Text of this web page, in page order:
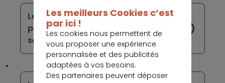
Les fusions des banques américaines
peuvent aggraver la crise dans le
secteur bancaire du pays
Les meilleurs Cookies c’est
par ici !
Les cookies nous permettent de
vous proposer une expérience
personnalisée et des publicités
adaptées à vos besoins.
Des partenaires peuvent déposer